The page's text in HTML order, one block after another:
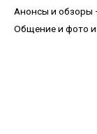
Анонсы и обзоры
Общение и фото